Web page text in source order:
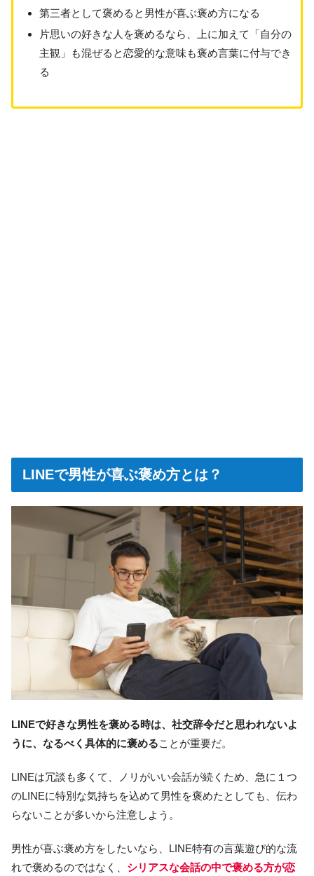
第三者として褒めると男性が喜ぶ褒め方になる
片思いの好きな人を褒めるなら、上に加えて「自分の
主観」も混ぜると恋愛的な意味も褒め言葉に付与でき
る
LINEで男性が喜ぶ褒め方とは？
LINEで好きな男性を褒める時は、社交辞令だと思われないよ
うに、なるべく具体的に褒めることが重要だ。
LINEは冗談も多くて、ノリがいい会話が続くため、急に１つ
のLINEに特別な気持ちを込めて男性を褒めたとしても、伝わ
らないことが多いから注意しよう。
男性が喜ぶ褒め方をしたいなら、LINE特有の言葉遊び的な流
れで褒めるのではなく、 シリアスな会話の中で褒める方が恋